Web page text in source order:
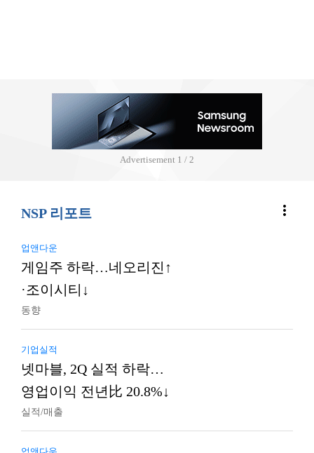
Advertisement 2 / 2
NSP 리포트 more_vert
업앤다운
게임주 하락…네오리진↑
·조이시티↓
동향
기업실적
넷마블, 2Q 실적 하락…
영업이익 전년比 20.8%↓
실적/매출